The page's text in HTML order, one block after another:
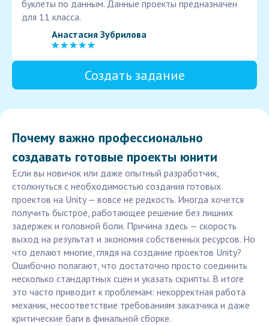
буклеты по данным. Данные проекты предназначен
для 11 класса.
Анастасия Зубрилова
Создать задание
Почему важно профессионально
создавать готовые проекты юнити
Если вы новичок или даже опытный разработчик,
столкнуться с необходимостью создания готовых
проектов на Unity — вовсе не редкость. Иногда хочется
получить быстрое, работающее решение без лишних
задержек и головной боли. Причина здесь — скорость
выход на результат и экономия собственных ресурсов. Но
что делают многие, глядя на создание проектов Unity?
Ошибочно полагают, что достаточно просто соединить
несколько стандартных сцен и указать скрипты. В итоге
это часто приводит к проблемам: некорректная работа
механик, несоответствие требованиям заказчика и даже
критические баги в финальной сборке.